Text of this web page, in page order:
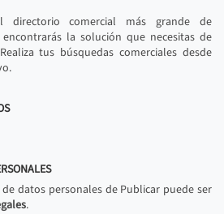
directorio comercial más grande de
la solución que necesitas de
tus búsquedas comerciales desde
datos personales de Publicar puede ser
.